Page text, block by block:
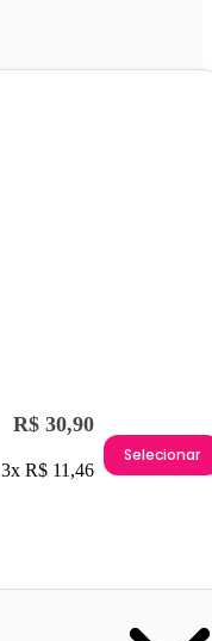
R$ 30,90
3x R$ 11,46
Selecionar